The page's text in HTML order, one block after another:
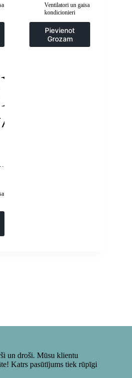
Ventilatori un gaisa
kondicionieri
Pievienot
Grozam
un droši. Mūsu klientu
Katrs pasūtījums tiek rūpīgi